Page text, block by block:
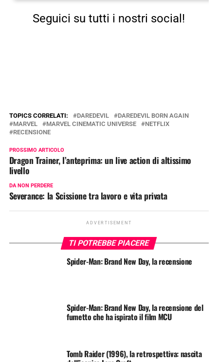
Seguici su tutti i nostri social!
TOPICS CORRELATI: DAREDEVIL
DAREDEVIL BORN AGAIN
MARVEL
MARVEL CINEMATIC UNIVERSE
NETFLIX
RECENSIONE
PROSSIMO ARTICOLO
Dragon Trainer, l’anteprima: un live action di altissimo
livello
DA NON PERDERE
Severance: la Scissione tra lavoro e vita privata
ADVERTISEMENT
TI POTREBBE PIACERE
Spider-Man: Brand New Day, la recensione
Spider-Man: Brand New Day, la recensione del
fumetto che ha ispirato il film MCU
Tomb Raider (1996), la retrospettiva: nascita